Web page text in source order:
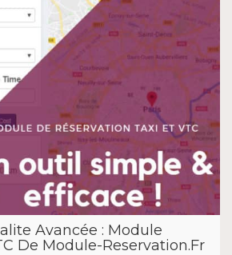
Avancée : Module
De Module-Reservation.Fr